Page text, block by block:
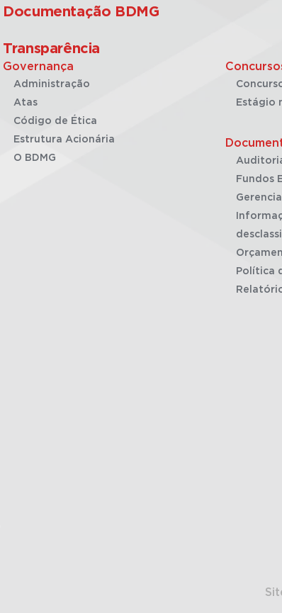
Documentação BDMG
Transparência
Governança
Administração
Atas
Código de Ética
Estrutura Acionária
O BDMG
Estágio
Fundos
Política